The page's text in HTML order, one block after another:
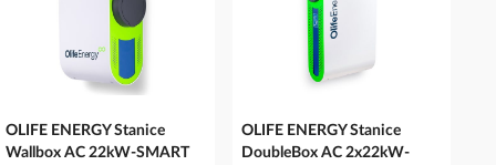
OLIFE ENERGY Stanice
Wallbox AC 22kW-SMART
OLIFE ENERGY Stanice
DoubleBox AC 2x22kW-